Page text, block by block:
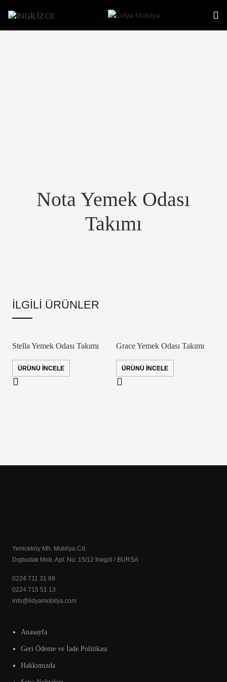
Nota Yemek Odası
Takımı
İLGILI ÜRÜNLER
Stella Yemek Odası Takımı
ÜRÜNÜ İNCELE
Grace Yemek Odası Takımı
ÜRÜNÜ İNCELE
Yeniceköy Mh. Mobilya Cd.
Dışbudak Mob. Apt. No: 15/12 İnegöl / BURSA
0224 711 31 69
0224 715 51 13
info@lidyamobilya.com
Anasayfa
Geri Ödeme ve İade Politikası
Hakkımızda